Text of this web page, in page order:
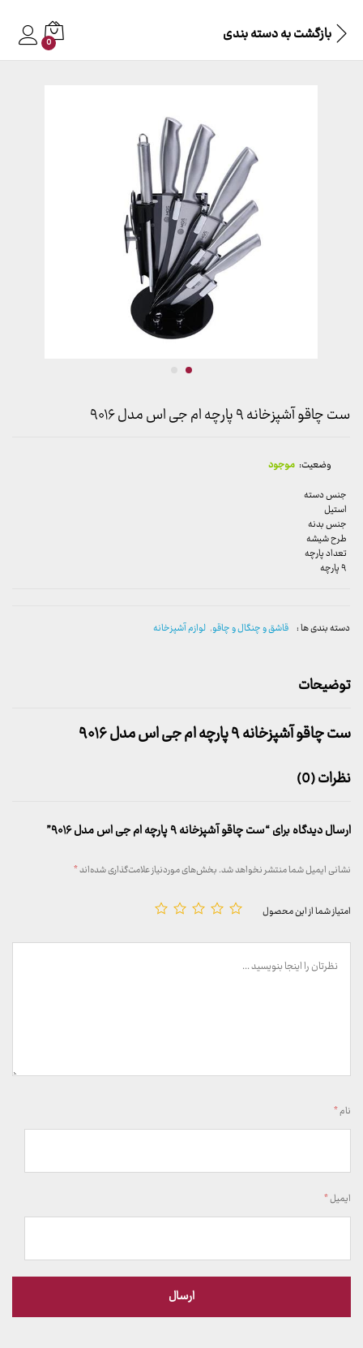
بازگشت بهدسته بندی 0
ست چاقو آشپزخانه ۹ پارچه ام جی اس مدل ۹۰۱۶
وضعیت: موجود
جنس دسته
استیل
جنس بدنه
طرح شیشه
تعداد پارچه
۹ پارچه
دسته بندی ها : قاشق و چنگال و چاقو, لوازم آشپزخانه
توضیحات
ست چاقو آشپزخانه ۹ پارچه ام جی اس مدل ۹۰۱۶
نظرات (0)
ارسال دیدگاه برای “ست چاقو آشپزخانه ۹ پارچه ام جی اس مدل ۹۰۱۶”
نشانی ایمیل شما منتشر نخواهد شد.بخش‌های موردنیاز علامت‌گذاری شده‌اند*
امتیاز شما از این محصول
نام*
ایمیل*